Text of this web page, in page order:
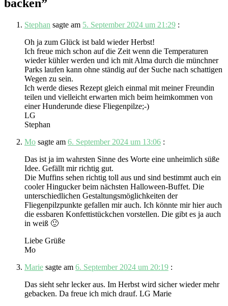
backen”
Stephan sagte am 5. September 2024 um 21:29 :
Oh ja zum Glück ist bald wieder Herbst!
Ich freue mich schon auf die Zeit wenn die Temperaturen
wieder kühler werden und ich mit Alma durch die münchner
Parks laufen kann ohne ständig auf der Suche nach schattigen
Wegen zu sein.
Ich werde dieses Rezept gleich einmal mit meiner Freundin
teilen und vielleicht erwarten mich beim heimkommen von
einer Hunderunde diese Fliegenpilze;-)
LG
Stephan
Mo sagte am 6. September 2024 um 13:06 :
Das ist ja im wahrsten Sinne des Worte eine unheimlich süße
Idee. Gefällt mir richtig gut.
Die Muffins sehen richtig toll aus und sind bestimmt auch ein
cooler Hingucker beim nächsten Halloween-Buffet. Die
unterschiedlichen Gestaltungsmöglichkeiten der
Fliegenpilzpunkte gefallen mir auch. Ich könnte mir hier auch
die essbaren Konfettistückchen vorstellen. Die gibt es ja auch
in weiß 🙂
Liebe Grüße
Mo
Marie sagte am 6. September 2024 um 20:19 :
Das sieht sehr lecker aus. Im Herbst wird sicher wieder mehr
gebacken. Da freue ich mich drauf. LG Marie